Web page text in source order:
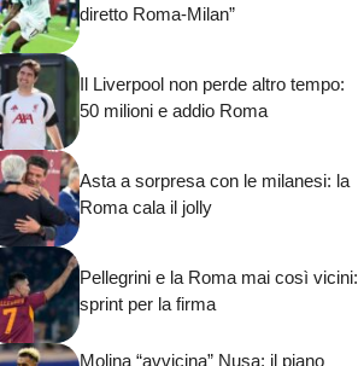
diretto Roma-Milan”
Il Liverpool non perde altro tempo:
50 milioni e addio Roma
Asta a sorpresa con le milanesi: la
Roma cala il jolly
Pellegrini e la Roma mai così vicini:
sprint per la firma
Molina “avvicina” Nusa: il piano